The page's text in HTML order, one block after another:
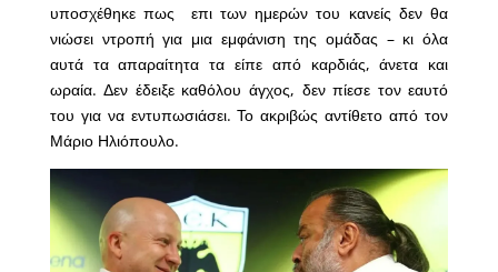
υποσχέθηκε πως επι των ημερών του κανείς δεν θα
νιώσει ντροπή για μια εμφάνιση της ομάδας – κι όλα
αυτά τα απαραίτητα τα είπε από καρδιάς, άνετα και
ωραία. Δεν έδειξε καθόλου άγχος, δεν πίεσε τον εαυτό
του για να εντυπωσιάσει. Το ακριβώς αντίθετο από τον
Μάριο Ηλιόπουλο.